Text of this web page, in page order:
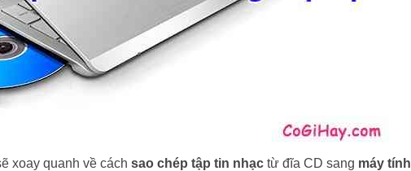
xoay quanh về cách sao chép tập tin nhạctừ đĩa CD sang máy tính